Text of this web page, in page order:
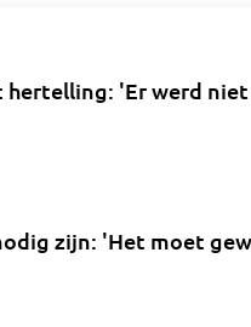
'Er werd
zijn: 'Het moet